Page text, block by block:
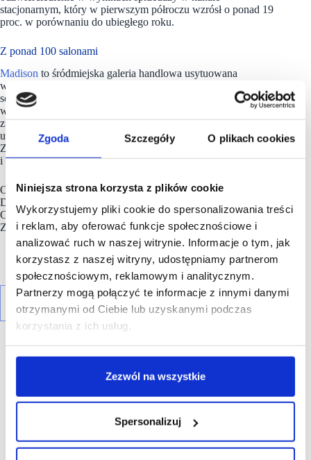
Zgoda Szczegóły O plikach cookies
Niniejsza strona korzysta z plików cookie
Wykorzystujemy pliki cookie do spersonalizowania treści
i reklam, aby oferować funkcje społecznościowe i
analizować ruch w naszej witrynie. Informacje o tym, jak
korzystasz z naszej witryny, udostępniamy partnerom
społecznościowym, reklamowym i analitycznym.
Partnerzy mogą połączyć te informacje z innymi danymi
otrzymanymi od Ciebie lub uzyskanymi podczas
korzystania z ich usług.
Zezwól na wszystkie
Spersonalizuj
stacjonarnym, który w pierwszym półroczu wzrósł o ponad 19
proc. w porównaniu do ubiegłego roku.
Z ponad 100 salonami
Madison to śródmiejska galeria handlowa usytuowana
w samym sercu Gdańska, skierowana do klientów ceniących
sobie komfort, kameralną atmosferę zakupów
w skandynawskich wnętrzach. Na powierzchni 28 tys. mkw.
znajduje się ponad 100 salonów modowych i punktów
usługowych. Ofertę uzupełnia Fitness Klub Calypso, Centrum
Zdrowia i Urody YASUMI, centrum medyczne z kliniką
i laboratoriami Invicta i Invicta Anti Aging oraz część biurowa.
Obecnie tenant mix tworzą m.in.: New Yorker, Rossmann,
Douglas, Notino, W. Kruk, YES, Orsay, Molton, Intimissimi,
Calzedonia, Big Star, Ryłko, Dealz, Pepco, 5.10.15, Netto.
Zarządcą obiektu jestTFG Asset Management sp. z o.o.
R E K L A M A